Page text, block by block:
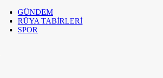
GÜNDEM
RÜYA TABİRLERİ
SPOR